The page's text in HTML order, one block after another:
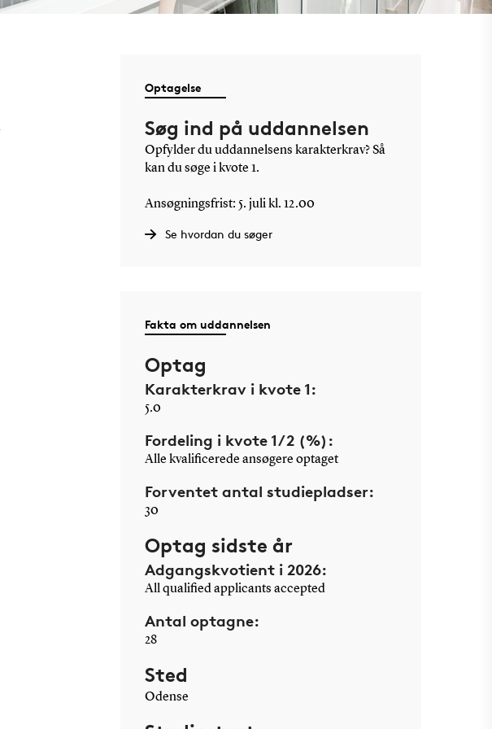
Optagelse
Søg ind på uddannelsen
Opfylder du uddannelsens karakterkrav? Så
kan du søge i kvote 1.
Ansøgningsfrist: 5. juli kl. 12.00
Se hvordan du søger
Fakta om uddannelsen
Optag
Karakterkrav i kvote 1:
5.0
Fordeling i kvote 1/2 (%):
Alle kvalificerede ansøgere optaget
Forventet antal studiepladser:
30
Optag sidste år
Adgangskvotient i 2026:
All qualified applicants accepted
Antal optagne:
28
Sted
Odense